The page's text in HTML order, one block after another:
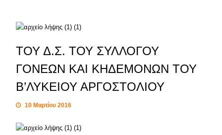
ΤΟΥ Δ.Σ. ΤΟΥ ΣΥΛΛΟΓΟΥ
ΓΟΝΕΩΝ ΚΑΙ ΚΗΔΕΜΟΝΩΝ ΤΟΥ
Β’ΛΥΚΕΙΟΥ ΑΡΓΟΣΤΟΛΙΟΥ
10 Μαρτίου 2016